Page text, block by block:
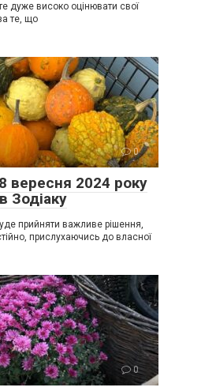
дуже високо оцінювати свої
те, що
0
вересня 2024 року
Зодіаку
прийняти важливе рішення,
прислухаючись до власної
0